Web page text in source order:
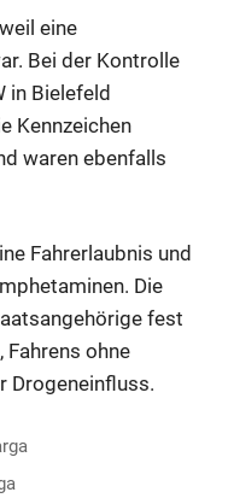
eine
Bei der Kontrolle
in Bielefeld
Kennzeichen
waren ebenfalls
Fahrerlaubnis und
Die
fest
ohne
Drogeneinfluss.